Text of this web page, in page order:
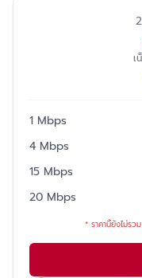
เ
1 Mbps
4 Mbps
15 Mbps
20 Mbps
* ราคานี้ยังไม่รว